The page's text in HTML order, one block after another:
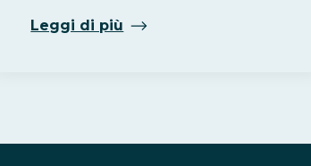
Match
Leggi di più